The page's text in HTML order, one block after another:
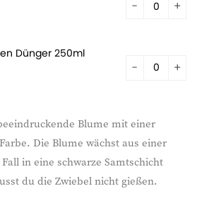
Blume mit einer
Die Blume wächst aus einer
in eine schwarze Samtschicht
du die Zwiebel nicht gießen.
Dünger 250ml